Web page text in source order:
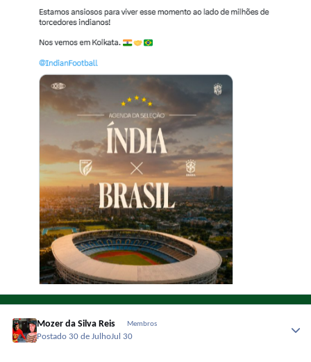
Mozer da Silva Reis Membros
Postado 30 de JulhoJul 30